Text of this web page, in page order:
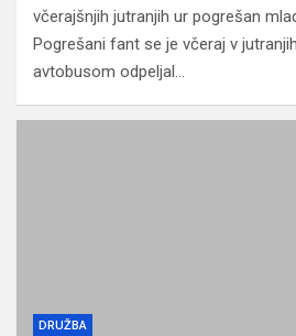
včerajšnjih jutranjih ur pogrešan
Pogrešani fant se je včeraj v
avtobusom odpeljal…
DRUŽBA